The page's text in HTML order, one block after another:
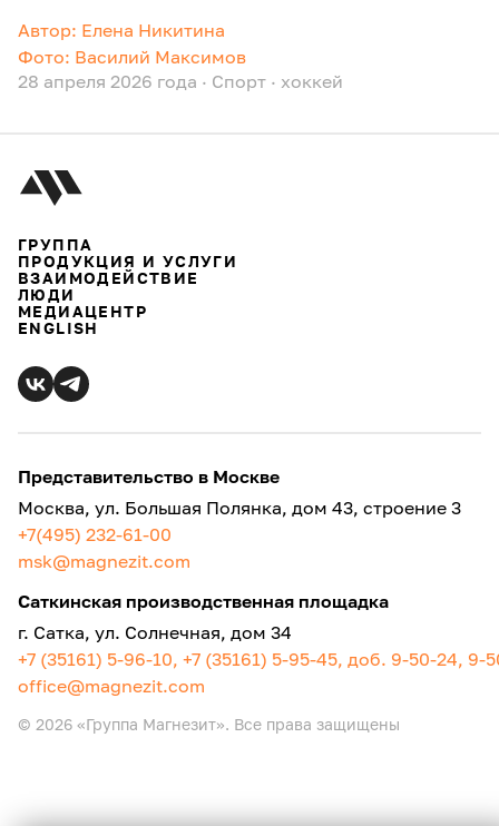
Автор: Елена Никитина
Фото: Василий Максимов
28 апреля 2026 года · Спорт · хоккей
ГРУППА
ПРОДУКЦИЯ И УСЛУГИ
ВЗАИМОДЕЙСТВИЕ
ЛЮДИ
МЕДИАЦЕНТР
ENGLISH
Представительство в Москве
Москва, ул. Большая Полянка, дом 43, строение 3
+7(495) 232-61-00
msk@magnezit.com
Саткинская производственная площадка
г. Сатка, ул. Солнечная, дом 34
+7 (35161) 5-96-10, +7 (35161) 5-95-45, доб. 9-50-24, 9-
office@magnezit.com
© 2026 «Группа Магнезит». Все права защищены